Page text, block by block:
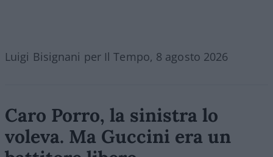
Luigi Bisignani per Il Tempo, 8 agosto 2026
Caro Porro, la sinistra lo
voleva. Ma Guccini era un